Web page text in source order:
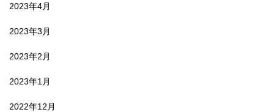
2023年4月
2023年3月
2023年2月
2023年1月
2022年12月